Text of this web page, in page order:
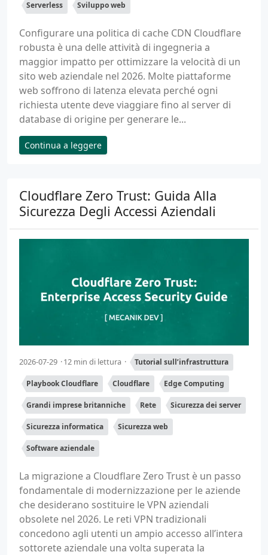
Serverless Sviluppo web
Configurare una politica di cache CDN Cloudflare
robusta è una delle attività di ingegneria a
maggior impatto per ottimizzare la velocità di un
sito web aziendale nel 2026. Molte piattaforme
web soffrono di latenza elevata perché ogni
richiesta utente deve viaggiare fino al server di
database di origine per generare le...
Continua a leggere
Cloudflare Zero Trust: Guida Alla
Sicurezza Degli Accessi Aziendali
2026-07-29 12 min di lettura Tutorial sull’infrastruttura
Playbook Cloudflare Cloudflare Edge Computing
Grandi imprese britanniche Rete Sicurezza dei server
Sicurezza informatica Sicurezza web
Software aziendale
La migrazione a Cloudflare Zero Trust è un passo
fondamentale di modernizzazione per le aziende
che desiderano sostituire le VPN aziendali
obsolete nel 2026. Le reti VPN tradizionali
concedono agli utenti un ampio accesso all’intera
sottorete aziendale una volta superata la